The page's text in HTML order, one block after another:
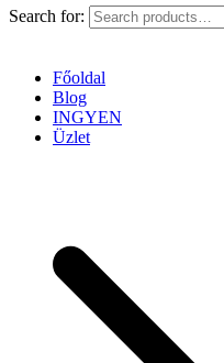
Search for:
Főoldal
Blog
INGYEN
Üzlet